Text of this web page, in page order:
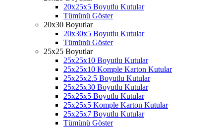
20x25x5 Boyutlu Kutular
Tümünü Göster
20x30 Boyutlar
20x30x5 Boyutlu Kutular
Tümünü Göster
25x25 Boyutlar
25x25x10 Boyutlu Kutular
25x25x10 Komple Karton Kutular
25x25x2.5 Boyutlu Kutular
25x25x30 Boyutlu Kutular
25x25x5 Boyutlu Kutular
25x25x5 Komple Karton Kutular
25x25x7 Boyutlu Kutular
Tümünü Göster